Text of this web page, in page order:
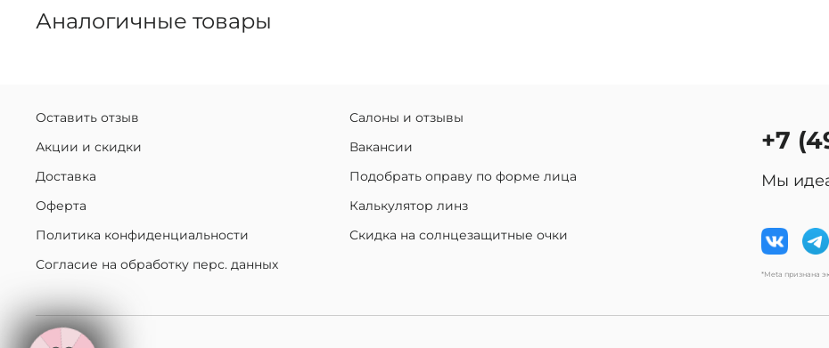
Аналогичные товары
Оставить отзыв
Акции и скидки
Доставка
Оферта
Политика конфиденциальности
Согласие на обработку перс. данных
Салоны и отзывы
Вакансии
Подобрать оправу по форме лица
Калькулятор линз
Скидка на солнцезащитные очки
+7
Мы
*Meta признана